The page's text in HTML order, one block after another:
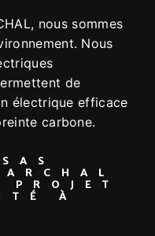
nous sommes
Nous
de
électrique efficace
carbone.
PROJET
À